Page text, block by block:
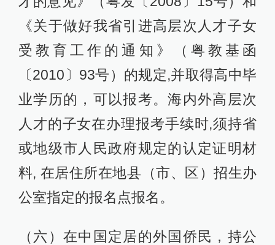
《关于做好我省引进高层次人才子女
受教育工作的通知》（粤教基函
〔2010〕93号）的规定,并取得高中毕
业学历的，可以报考。海内外高层次
人才的子女在办理报考手续时,须持省
或地级市人民政府规定的认定证明材
料, 在居住所在地县（市、区）招生办
公室指定的报名点报名。
（六）在中国定居的外国侨民，持公